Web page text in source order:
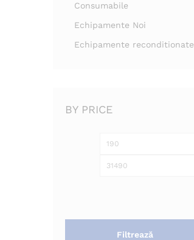
Consumabile
Echipamente Noi
Echipamente reconditionate
BY PRICE
Preț
Filtrează